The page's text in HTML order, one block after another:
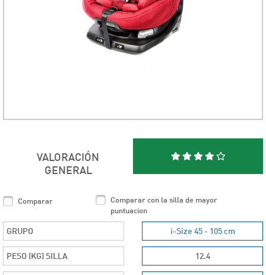
VALORACIÓN
GENERAL
Comparar
Comparar con la silla de mayor
puntuacion
GRUPO i-Size 45 - 105 cm
PESO (KG) SILLA 12.4